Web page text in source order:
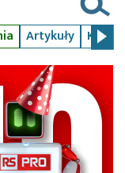
Artykuły Kursy